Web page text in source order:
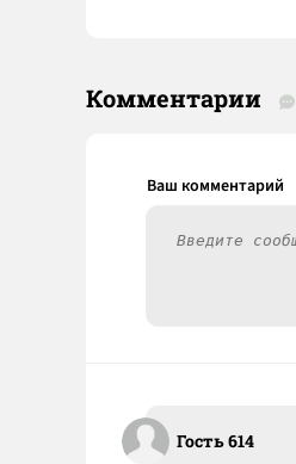
Комментарии
Гость 614